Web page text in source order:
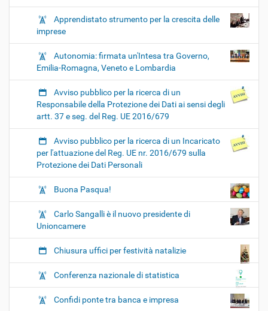
Apprendistato strumento per la crescita delle
imprese
Autonomia: firmata un'Intesa tra Governo,
Emilia-Romagna, Veneto e Lombardia
Avviso pubblico per la ricerca di un
Responsabile della Protezione dei Dati ai sensi degli
artt. 37 e seg. del Reg. UE 2016/679
Avviso pubblico per la ricerca di un Incaricato
per l'attuazione del Reg. UE nr. 2016/679 sulla
Protezione dei Dati Personali
Buona Pasqua!
Carlo Sangalli è il nuovo presidente di
Unioncamere
Chiusura uffici per festività natalizie
Conferenza nazionale di statistica
Confidi ponte tra banca e impresa